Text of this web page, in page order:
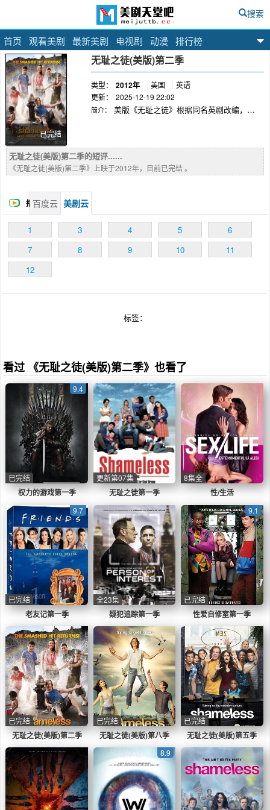
美剧天堂吧
首页 观看美剧 最新美剧 电视剧 动漫 排行榜
搜索
已完结
无耻之徒(美版)第二季
类型： 2012年 美国
英语
更新：
2025-12-19 22:02
简介：
美版《无耻之徒》根据同名英剧改编，故
发现睡在客厅地板上的酒鬼一家之主，一个不称
职的老妈，他们的女儿，18岁的Fiona承担下了
抚养他5个弟弟妹妹责任，这对她来讲似乎是个
杂着爱情，冒险，欺诈，温情等等有血有泪的故
无耻之徒(美版)第二季的短评......
《无耻之徒(美版)第二季》上映于2012年，目前已完结 。
播 百度云 美剧云
1 3 4 5
6
7
8 9 10
11
12
标签：
看过 《无耻之徒(美版)第二季》也看了
权力的游戏第一季
9.4
已完结
无耻之徒第一季
更新第07集
性/生活
8集全
老友记第一季
9.7
已完结
疑犯追踪第一季
全23集
性爱自修室第一季
9.1
已完结
无耻之徒(美版)第二季
已完结
无耻之徒(美版)第八季
已完结
无耻之徒(美版)第五季
已完结
8.9